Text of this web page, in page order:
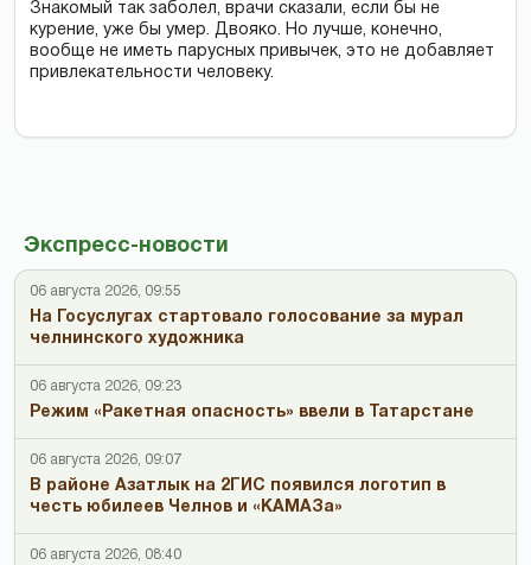
Экспресс-новости
06 августа 2026, 09:55
На Госуслугах стартовало голосование за мурал
челнинского художника
06 августа 2026, 09:23
Режим «Ракетная опасность» ввели в Татарстане
06 августа 2026, 09:07
В районе Азатлык на 2ГИС появился логотип в
честь юбилеев Челнов и «КАМАЗа»
06 августа 2026, 08:40
Знакомый так заболел, врачи сказали, если бы не
курение, уже бы умер. Двояко. Но лучше, конечно,
вообще не иметь парусных привычек, это не добавляет
привлекательности человеку.